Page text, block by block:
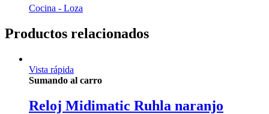
Cocina - Loza
Productos relacionados
Vista rápida
Sumando al carro
Reloj Midimatic Ruhla naranjo